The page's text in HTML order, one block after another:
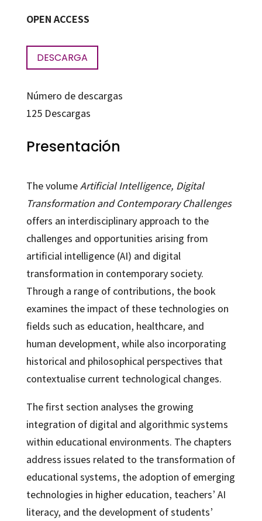
OPEN ACCESS
DESCARGA
Número de descargas
125Descargas
Presentación
The volumeArtificial Intelligence, Digital
Transformation and Contemporary Challenges
offers an interdisciplinary approach to the
challenges and opportunities arising from
artificial intelligence (AI) and digital
transformation in contemporary society.
Through a range of contributions, the book
examines the impact of these technologies on
fields such as education, healthcare, and
human development, while also incorporating
historical and philosophical perspectives that
contextualise current technological changes.
The first section analyses the growing
integration of digital and algorithmic systems
within educational environments. The chapters
address issues related to the transformation of
educational systems, the adoption of emerging
technologies in higher education, teachers’ AI
literacy, and the development of students’